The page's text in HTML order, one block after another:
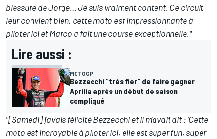
blessure de Jorge… Je suis vraiment content. Ce circuit
leur convient bien, cette moto est impressionnante à
piloter ici et Marco a fait une course exceptionnelle."
Lire aussi :
MOTOGP
Bezzecchi "très fier" de faire gagner
Aprilia après un début de saison
compliqué
"[Samedi] j'avais félicité Bezzecchi et il m'avait dit : 'Cette
moto est incroyable à piloter ici, elle est super fun, super